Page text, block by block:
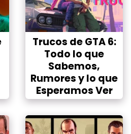
Trucos de GTA 6:
Todo lo que
Sabemos,
Rumores y lo que
Esperamos Ver